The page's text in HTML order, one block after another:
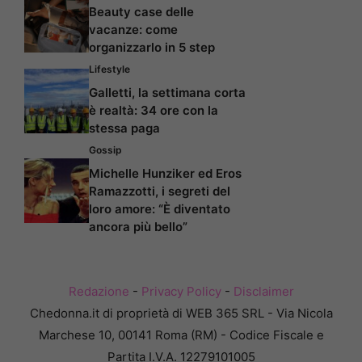
Beauty case delle
vacanze: come
organizzarlo in 5 step
Lifestyle
Galletti, la settimana corta
è realtà: 34 ore con la
stessa paga
Gossip
Michelle Hunziker ed Eros
Ramazzotti, i segreti del
loro amore: “È diventato
ancora più bello”
Redazione - Privacy Policy- Disclaimer
Chedonna.it di proprietà di WEB 365 SRL - Via Nicola
Marchese 10, 00141 Roma (RM) - Codice Fiscale e
Partita I.V.A. 12279101005